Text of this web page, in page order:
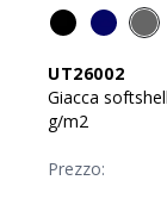
UT26002
Giacca
g/m2
Prezzo: